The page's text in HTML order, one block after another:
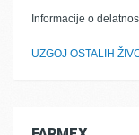
Informacije o
UZGOJ OSTALIH